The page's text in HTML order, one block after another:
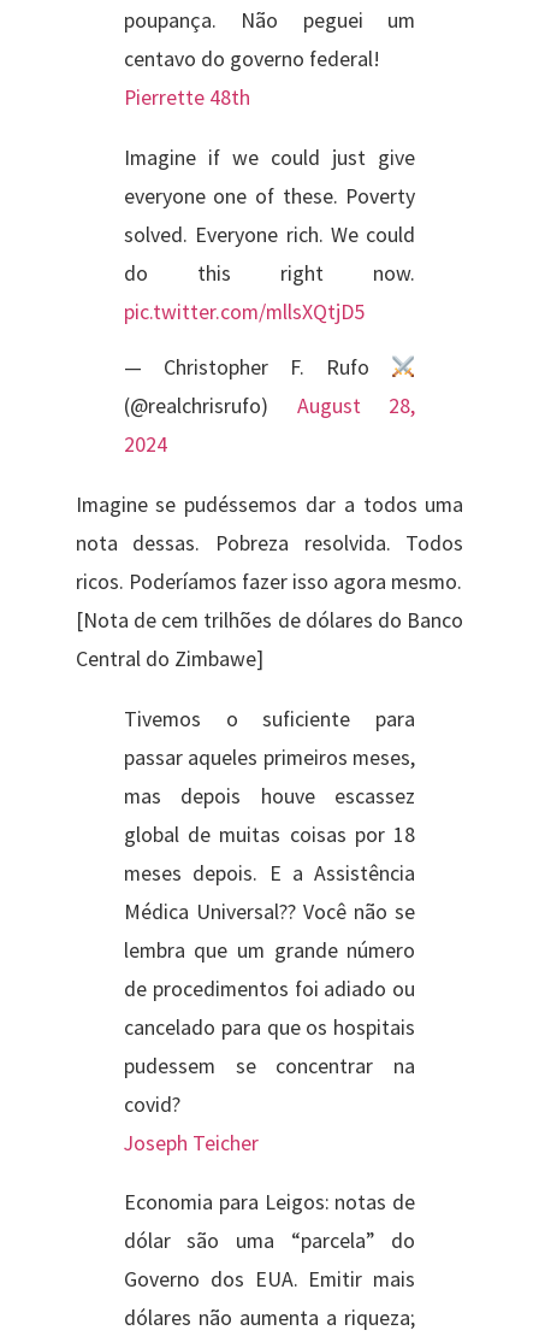
poupança. Não peguei um
centavo do governo federal!
Pierrette 48th
Imagine if we could just give
everyone one of these. Poverty
solved. Everyone rich. We could
do this right now.
pic.twitter.com/mllsXQtjD5
— Christopher F. Rufo
(@realchrisrufo) August 28,
2024
Imagine se pudéssemos dar a todos uma
nota dessas. Pobreza resolvida. Todos
ricos. Poderíamos fazer isso agora mesmo.
[Nota de cem trilhões de dólares do Banco
Central do Zimbawe]
Tivemos o suficiente para
passar aqueles primeiros meses,
mas depois houve escassez
global de muitas coisas por 18
meses depois. E a Assistência
Médica Universal?? Você não se
lembra que um grande número
de procedimentos foi adiado ou
cancelado para que os hospitais
pudessem se concentrar na
covid?
Joseph Teicher
Economia para Leigos: notas de
dólar são uma “parcela” do
Governo dos EUA. Emitir mais
dólares não aumenta a riqueza;